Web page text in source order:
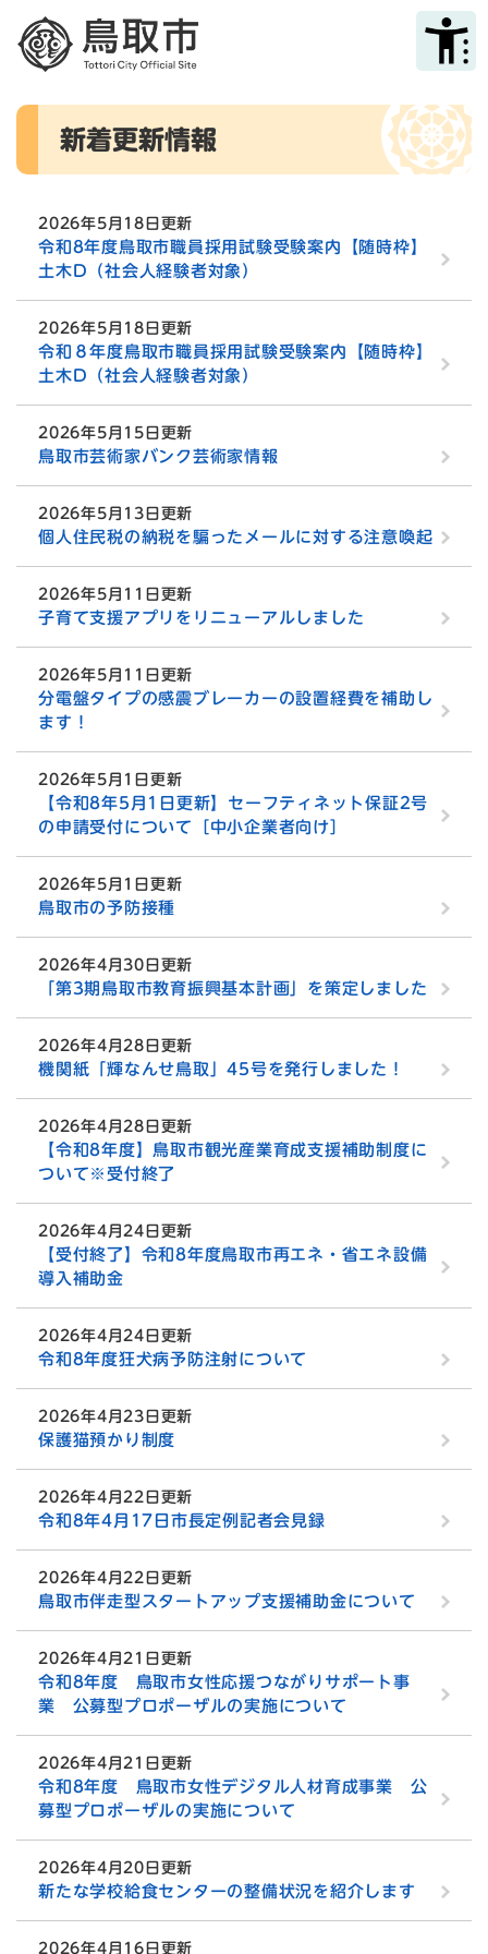
メニューを飛ばして本文へ
本
新着更新情報
2026年5月18日更新
令和8年度鳥取市職員採用試験受験案内【随時枠】
土木D（社会人経験者対象）
2026年5月18日更新
令和８年度鳥取市職員採用試験受験案内【随時枠】
土木D（社会人経験者対象）
2026年5月15日更新
鳥取市芸術家バンク芸術家情報
2026年5月13日更新
個人住民税の納税を騙ったメールに対する注意喚起
2026年5月11日更新
子育て支援アプリをリニューアルしました
2026年5月11日更新
分電盤タイプの感震ブレーカーの設置経費を補助し
ます！
2026年5月1日更新
【令和8年5月1日更新】セーフティネット保証2号
の申請受付について［中小企業者向け］
2026年5月1日更新
鳥取市の予防接種
2026年4月30日更新
「第3期鳥取市教育振興基本計画」を策定しました
2026年4月28日更新
機関紙「輝なんせ鳥取」45号を発行しました！
2026年4月28日更新
【令和8年度】鳥取市観光産業育成支援補助制度に
ついて※受付終了
2026年4月24日更新
【受付終了】令和8年度鳥取市再エネ・省エネ設備
導入補助金
2026年4月24日更新
令和8年度狂犬病予防注射について
2026年4月23日更新
保護猫預かり制度
2026年4月22日更新
令和8年4月17日市長定例記者会見録
2026年4月22日更新
鳥取市伴走型スタートアップ支援補助金について
2026年4月21日更新
令和8年度 鳥取市女性応援つながりサポート事
業 公募型プロポーザルの実施について
2026年4月21日更新
令和8年度 鳥取市女性デジタル人材育成事業 公
募型プロポーザルの実施について
2026年4月20日更新
新たな学校給食センターの整備状況を紹介します
2026年4月16日更新